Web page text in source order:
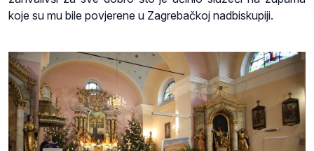
koje su mu bile povjerene u Zagrebačkoj nadbiskupiji.